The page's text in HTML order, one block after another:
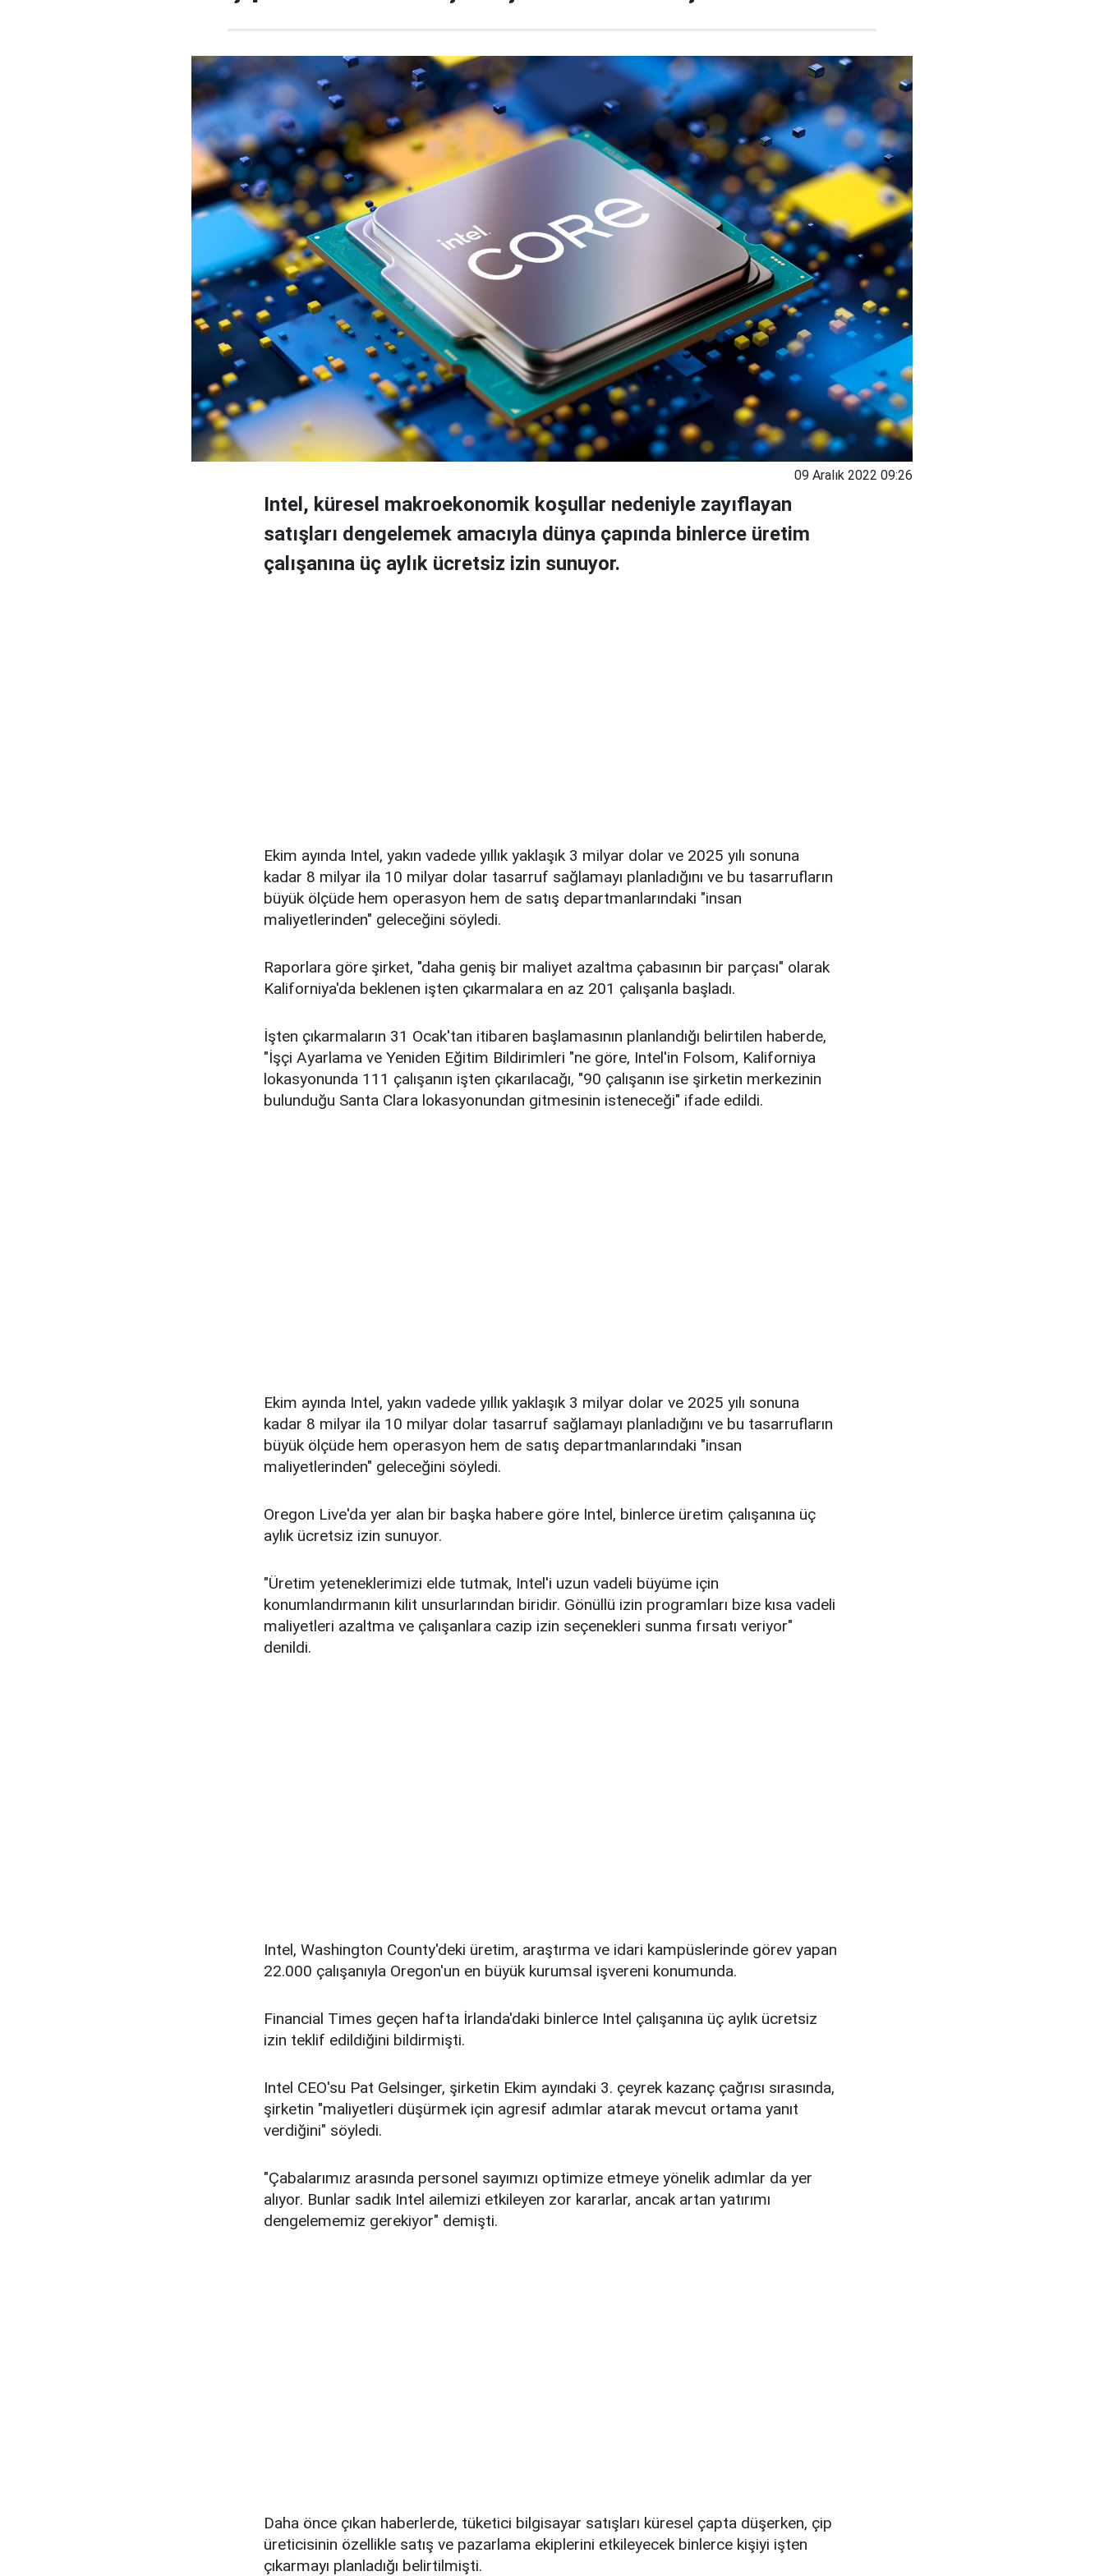
09 Aralık 2022 09:26
Intel, küresel makroekonomik koşullar nedeniyle zayıflayan
satışları dengelemek amacıyla dünya çapında binlerce üretim
çalışanına üç aylık ücretsiz izin sunuyor.
Ekim ayında Intel, yakın vadede yıllık yaklaşık 3 milyar dolar ve 2025 yılı sonuna
kadar 8 milyar ila 10 milyar dolar tasarruf sağlamayı planladığını ve bu tasarrufların
büyük ölçüde hem operasyon hem de satış departmanlarındaki "insan
maliyetlerinden" geleceğini söyledi.
Raporlara göre şirket, "daha geniş bir maliyet azaltma çabasının bir parçası" olarak
Kaliforniya'da beklenen işten çıkarmalara en az 201 çalışanla başladı.
İşten çıkarmaların 31 Ocak'tan itibaren başlamasının planlandığı belirtilen haberde,
"İşçi Ayarlama ve Yeniden Eğitim Bildirimleri "ne göre, Intel'in Folsom, Kaliforniya
lokasyonunda 111 çalışanın işten çıkarılacağı, "90 çalışanın ise şirketin merkezinin
bulunduğu Santa Clara lokasyonundan gitmesinin isteneceği" ifade edildi.
Ekim ayında Intel, yakın vadede yıllık yaklaşık 3 milyar dolar ve 2025 yılı sonuna
kadar 8 milyar ila 10 milyar dolar tasarruf sağlamayı planladığını ve bu tasarrufların
büyük ölçüde hem operasyon hem de satış departmanlarındaki "insan
maliyetlerinden" geleceğini söyledi.
Oregon Live'da yer alan bir başka habere göre Intel, binlerce üretim çalışanına üç
aylık ücretsiz izin sunuyor.
"Üretim yeteneklerimizi elde tutmak, Intel'i uzun vadeli büyüme için
konumlandırmanın kilit unsurlarından biridir. Gönüllü izin programları bize kısa vadeli
maliyetleri azaltma ve çalışanlara cazip izin seçenekleri sunma fırsatı veriyor"
denildi.
Intel, Washington County'deki üretim, araştırma ve idari kampüslerinde görev yapan
22.000 çalışanıyla Oregon'un en büyük kurumsal işvereni konumunda.
Financial Times geçen hafta İrlanda'daki binlerce Intel çalışanına üç aylık ücretsiz
izin teklif edildiğini bildirmişti.
Intel CEO'su Pat Gelsinger, şirketin Ekim ayındaki 3. çeyrek kazanç çağrısı sırasında,
şirketin "maliyetleri düşürmek için agresif adımlar atarak mevcut ortama yanıt
verdiğini" söyledi.
"Çabalarımız arasında personel sayımızı optimize etmeye yönelik adımlar da yer
alıyor. Bunlar sadık Intel ailemizi etkileyen zor kararlar, ancak artan yatırımı
dengelememiz gerekiyor" demişti.
Daha önce çıkan haberlerde, tüketici bilgisayar satışları küresel çapta düşerken, çip
üreticisinin özellikle satış ve pazarlama ekiplerini etkileyecek binlerce kişiyi işten
çıkarmayı planladığı belirtilmişti.